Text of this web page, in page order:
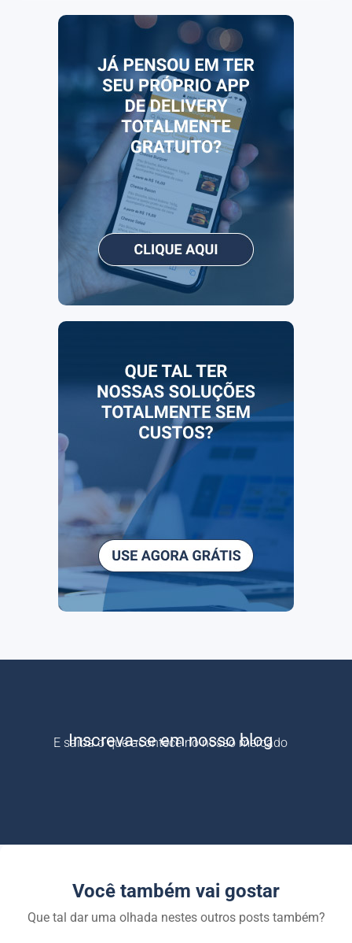
Inscreva-se em nosso blog
E saiba o que acontece no nosso mercado
Você também vai gostar
Que tal dar uma olhada nestes outros posts também?